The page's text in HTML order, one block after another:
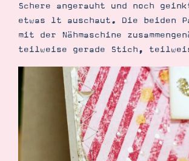
Impressum Datenschutz
Schere angerauht und noch
etwas lt auschaut. Die beiden
mit der Nähmaschine
teilweise gerade Stich,